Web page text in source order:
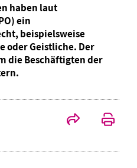
haben laut
ein
beispielsweise
oder Geistliche. Der
die Beschäftigten der